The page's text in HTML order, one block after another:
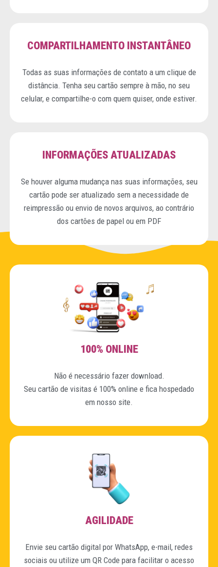
COMPARTILHAMENTO INSTANTÂNEO
Todas as suas informações de contato a um clique de
distância. Tenha seu cartão sempre à mão, no seu
celular, e compartilhe-o com quem quiser, onde estiver.
INFORMAÇÕES ATUALIZADAS
Se houver alguma mudança nas suas informações, seu
cartão pode ser atualizado sem a necessidade de
reimpressão ou envio de novos arquivos, ao contrário
dos cartões de papel ou em PDF
100% ONLINE
Não é necessário fazer download.
Seu cartão de visitas é 100% online e fica hospedado
em nosso site.
AGILIDADE
Envie seu cartão digital por WhatsApp, e-mail, redes
sociais ou utilize um QR Code para facilitar o acesso